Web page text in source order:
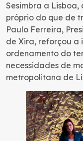
Sesimbra a
próprio do que de
Paulo Ferreira,
de Xira, reforçou a
ordenamento do
necessidades de
metropolitana de